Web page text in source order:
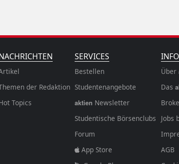
der Redaktion
Topics
SERVICES
Bestellen
Studentenangebote
aktien Newsletter
Studentische Börsenclubs
Forum
App Store
Über
Das
Jobs
AGB